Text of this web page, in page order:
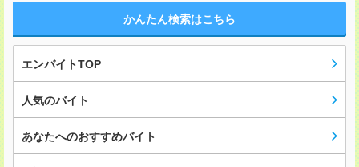
かんたん検索はこちら
エンバイトTOP
人気のバイト
あなたへのおすすめバイト